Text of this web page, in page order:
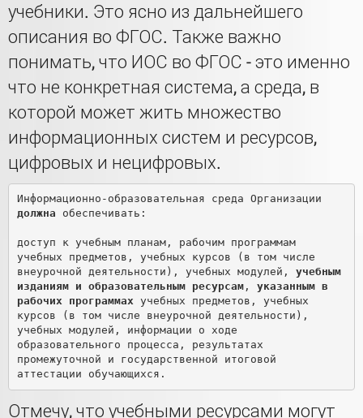
учебники. Это ясно из дальнейшего
описания во ФГОС. Также важно
понимать, что ИОС во ФГОС - это именно
что не конкретная система, а среда, в
которой может жить множество
информационных систем и ресурсов,
цифровых и нецифровых.
должна обеспечивать:
доступ к учебным планам, рабочим программам
учебных предметов, учебных курсов (в том числе
внеурочной деятельности), учебных модулей, учебным
изданиям и образовательным ресурсам, указанным в
рабочих программах учебных предметов, учебных
курсов (в том числе внеурочной деятельности),
учебных модулей, информации о ходе
образовательного процесса, результатах
промежуточной и государственной итоговой
Отмечу, что учебными ресурсами могут